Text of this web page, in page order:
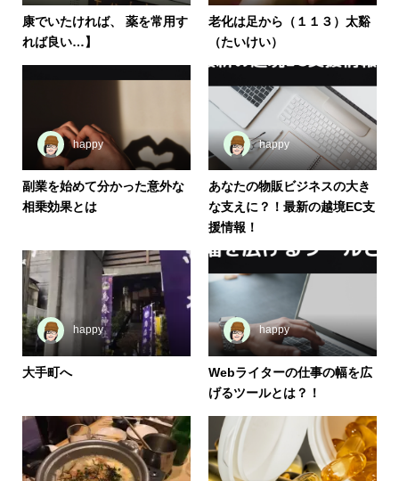
康でいたければ、 薬を常用す
れば良い…】
老化は足から（１１３）太谿
（たいけい）
happy
副業を始めて分かった意外な
相乗効果とは
happy
あなたの物販ビジネスの大き
な支えに？！最新の越境EC支
援情報！
happy
大手町へ
happy
Webライターの仕事の幅を広
げるツールとは？！